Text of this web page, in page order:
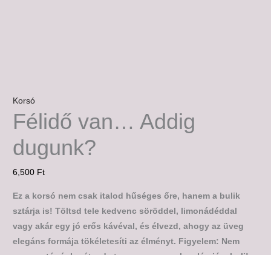
Korsó
Félidő van… Addig
dugunk?
6,500 Ft
Ez a korsó nem csak italod hűséges őre, hanem a bulik
sztárja is! Töltsd tele kedvenc söröddel, limonádéddal
vagy akár egy jó erős kávéval, és élvezd, ahogy az üveg
elegáns formája tökéletesíti az élményt. Figyelem: Nem